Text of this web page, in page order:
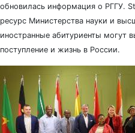
обновилась информация о РГГУ.
ресурс Министерства науки и
иностранные абитуриенты могут
поступление и жизнь в России.